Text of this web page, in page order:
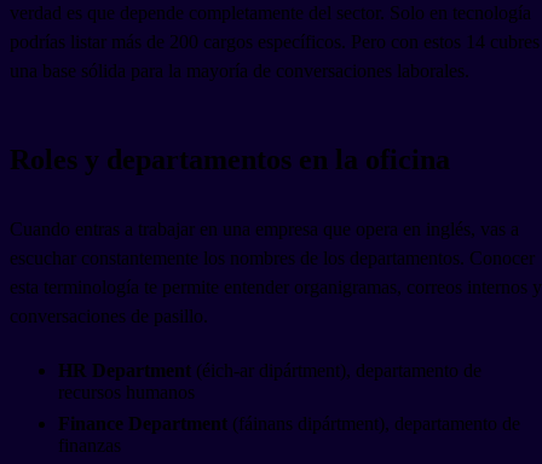
verdad es que depende completamente del sector. Solo en tecnología
podrías listar más de 200 cargos específicos. Pero con estos 14 cubres
una base sólida para la mayoría de conversaciones laborales.
Roles y departamentos en la oficina
Cuando entras a trabajar en una empresa que opera en inglés, vas a
escuchar constantemente los nombres de los departamentos. Conocer
esta terminología te permite entender organigramas, correos internos y
conversaciones de pasillo.
HR Department (éich-ar dipártment), departamento de
recursos humanos
Finance Department (fáinans dipártment), departamento de
finanzas